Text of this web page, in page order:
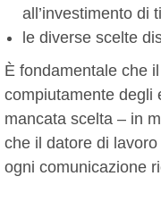
all’investimento di
le diverse scelte
È fondamentale che
compiutamente degli
mancata scelta – in
che il datore di
ogni comunicazione